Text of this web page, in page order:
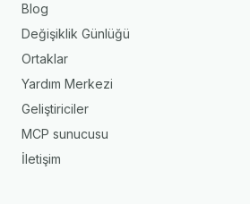
Blog
Değişiklik Günlüğü
Ortaklar
Yardım Merkezi
Geliştiriciler
MCP sunucusu
İletişim